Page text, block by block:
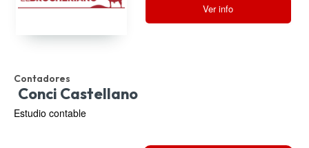
Ver info
Contadores
Conci Castellano
Estudio contable